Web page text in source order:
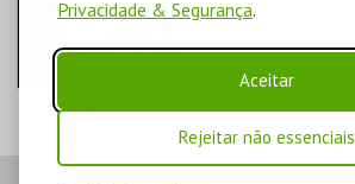
Privacidade & Segurança.
Aceitar
Rejeitar não essenciais
100 ANOS DE
TEATRO